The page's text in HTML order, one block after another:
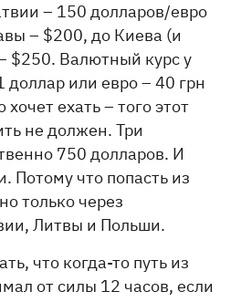
– 150 долларов/евро
– $200, до Киева (и
$250. Валютный курс у
доллар или евро – 40 грн
ехать – того этот
не должен. Три
750 долларов. И
Потому что попасть из
только через
Литвы и Польши.
что когда-то путь из
от силы 12 часов, если